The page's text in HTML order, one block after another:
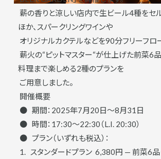
薪の香りと涼しい店内で生ビール4種をセ
ほか、スパークリングワインや
オリジナルカクテルなどを90分フリーフロ
薪火の“ピットマスター“が仕上げた前菜6品
料理まで楽しめる2種のプランを
ご用意しました。
開催概要
● 期間：2025年7月20日〜8月31日
● 時間：17:30〜22:30（L.I. 20:30）
● プラン（いずれも税込）：
1. スタンダードプラン 6,380円 — 前菜6品